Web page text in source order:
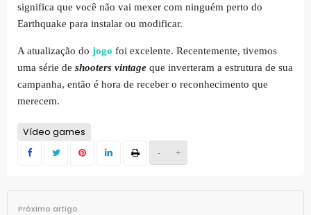
- +
significa que você não vai mexer com ninguém perto do
Earthquake para instalar ou modificar.
A atualização do jogo foi excelente. Recentemente, tivemos
uma série de shooters vintage que inverteram a estrutura de sua
campanha, então é hora de receber o reconhecimento que
merecem.
Vídeo games
Próximo artigo